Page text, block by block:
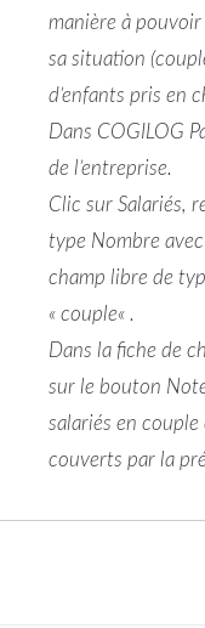
manière à pouvoir
sa situation (
d’enfants pris en
Dans COGILOG
de l’entreprise.
Clic sur Salariés,
type Nombre
champ libre de
« couple« .
Dans la fiche de
sur le bouton
salariés en couple
couverts par la